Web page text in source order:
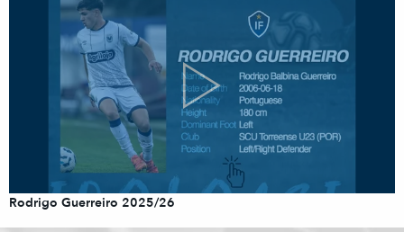
Rodrigo Guerreiro 2025/26